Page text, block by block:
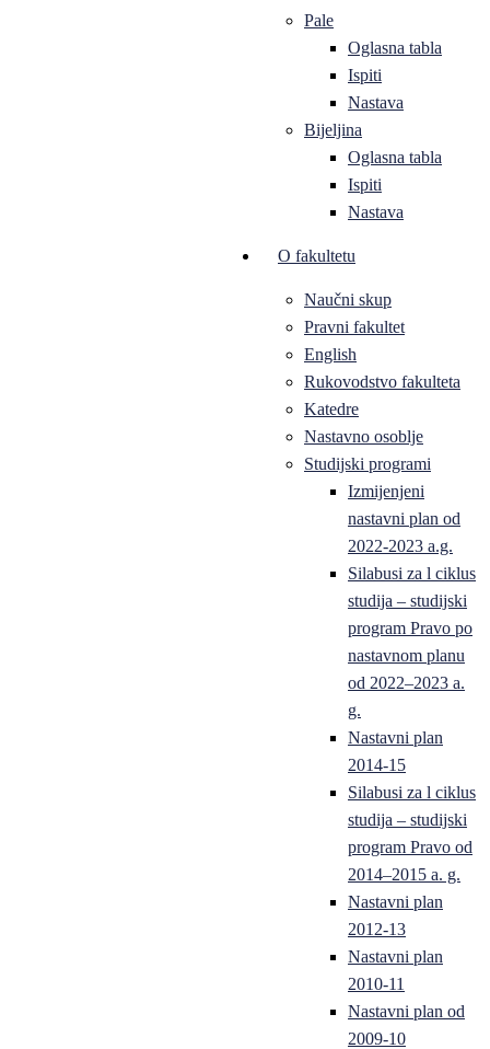
Pale
Oglasna tabla
Ispiti
Nastava
Bijeljina
Oglasna tabla
Ispiti
Nastava
O fakultetu
Naučni skup
Pravni fakultet
English
Rukovodstvo fakulteta
Katedre
Nastavno osoblje
Studijski programi
Izmijenjeni
nastavni plan od
2022-2023 a.g.
Silabusi za l ciklus
studija – studijski
program Pravo po
nastavnom planu
od 2022–2023 a.
g.
Nastavni plan
2014-15
Silabusi za l ciklus
studija – studijski
program Pravo od
2014–2015 a. g.
Nastavni plan
2012-13
Nastavni plan
2010-11
Nastavni plan od
2009-10